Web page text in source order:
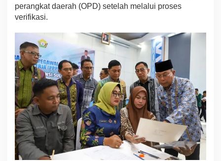
a
m
B
u
l
a
n
B
a
P
perangkat daerah (OPD) setelah melalui proses
verifikasi.